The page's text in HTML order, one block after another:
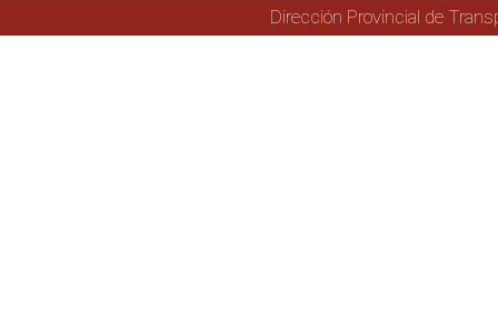
Dirección Provincial de